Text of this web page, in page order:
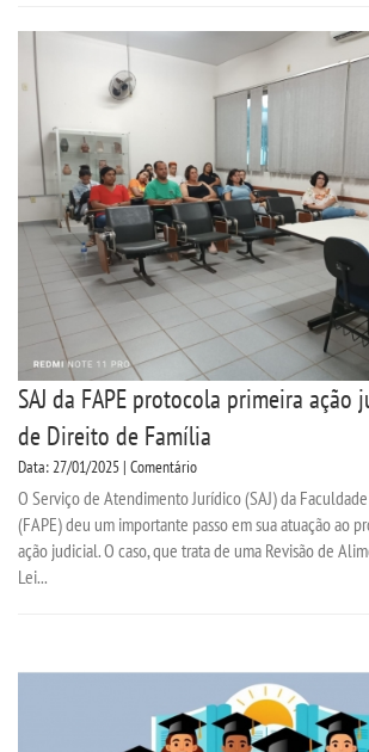
SAJ da FAPE protocola primeira ação
de Direito de Família
Data: 27/01/2025 | Comentário
O Serviço de Atendimento Jurídico (SAJ) da
(FAPE) deu um importante passo em sua atuação ao
ação judicial. O caso, que trata de uma Revisão de
Lei...